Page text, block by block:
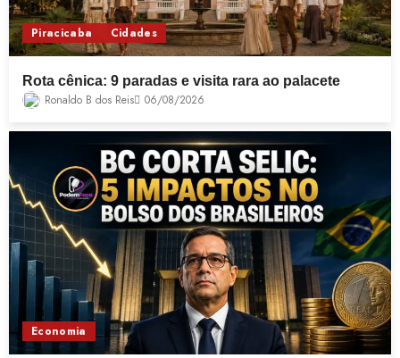
Piracicaba Cidades
Rota cênica: 9 paradas e visita rara ao palacete
Ronaldo B dos Reis 06/08/2026
Economia